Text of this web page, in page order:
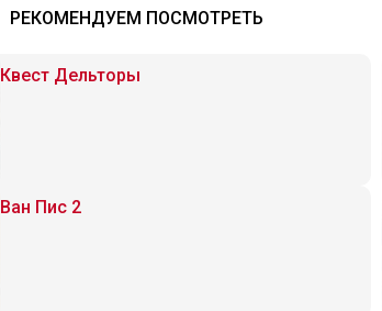
РЕКОМЕНДУЕМ ПОСМОТРЕТЬ
Квест Дельторы
Ван Пис 2